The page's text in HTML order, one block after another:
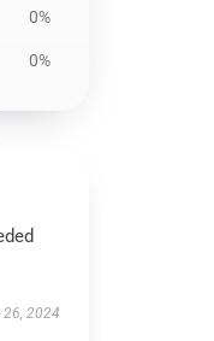
0%
0%
26, 2024